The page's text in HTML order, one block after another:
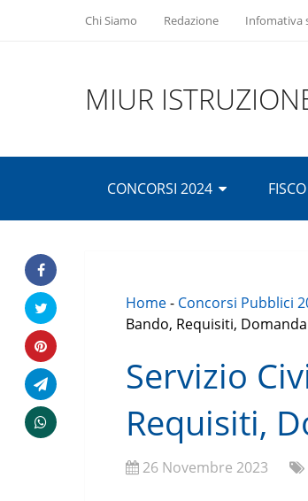
Chi Siamo Redazione Infomativa
MIUR
CONCORSI 2024
Home- Concorsi Pubblici
Bando, Requisiti,
Servizio
Requisiti,
26 Novembre 2023